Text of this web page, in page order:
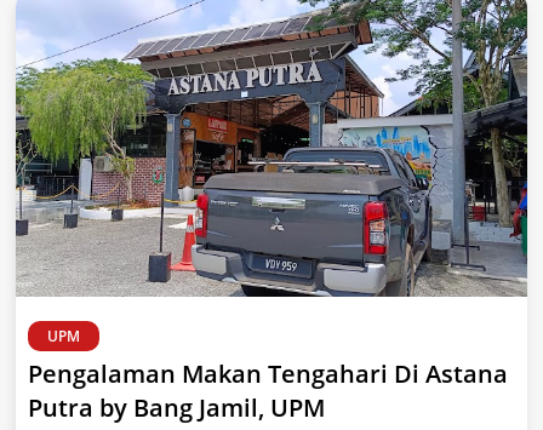
UPM
Pengalaman Makan Tengahari Di Astana
Putra by Bang Jamil, UPM